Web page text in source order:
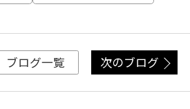
ブログ一覧 次のブログ